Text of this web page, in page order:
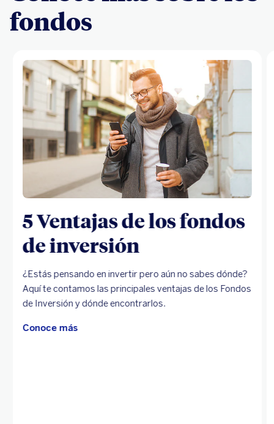
fondos
5 Ventajas de los fondos
de inversión
¿Estás pensando en invertir pero aún no sabes dónde?
Aquí te contamos las principales ventajas de los Fondos
de Inversión y dónde encontrarlos.
Conoce más